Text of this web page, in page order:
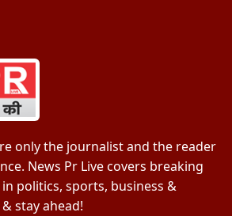
only the journalist and the reader
News Pr Live covers breaking
politics, sports, business &
stay ahead!